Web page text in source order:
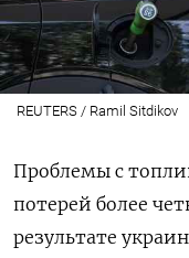
REUTERS / Ramil Sitdikov
Проблемы с
потерей более
результате